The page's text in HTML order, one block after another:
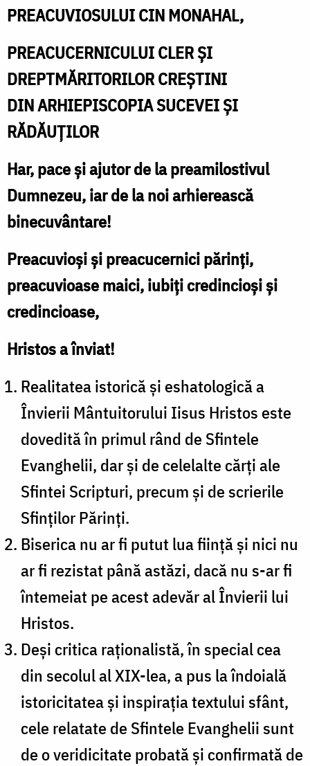
PREACUVIOSULUI CIN MONAHAL,
PREACUCERNICULUI CLER ȘI
DREPTMĂRITORILOR CREȘTINI
DIN ARHIEPISCOPIA SUCEVEI ȘI
RĂDĂUȚILOR
Har, pace și ajutor de la preamilostivul
Dumnezeu, iar de la noi arhierească
binecuvântare!
Preacuvioși și preacucernici părinți,
preacuvioase maici, iubiți credincioși și
credincioase,
Hristos a înviat!
Realitatea istorică și eshatologică a
Învierii Mântuitorului Iisus Hristos este
dovedită în primul rând de Sfintele
Evanghelii, dar și de celelalte cărți ale
Sfintei Scripturi, precum și de scrierile
Sfinților Părinți.
Biserica nu ar fi putut lua ființă și nici nu
ar fi rezistat până astăzi, dacă nu s-ar fi
întemeiat pe acest adevăr al Învierii lui
Hristos.
Deși critica raționalistă, în special cea
din secolul al XIX-lea, a pus la îndoială
istoricitatea și inspirația textului sfânt,
cele relatate de Sfintele Evanghelii sunt
de o veridicitate probată și confirmată de